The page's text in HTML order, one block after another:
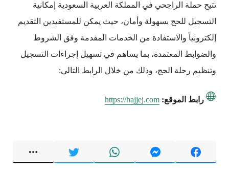
تتيح حملة الراجحي في المملكة العربية السعودية إمكانية
التسجيل للحج بسهولة وأمان، حيث يمكن للمستفيدين التقديم
إلكترونياً والاستفادة من الخدمات المقدمة وفق الشروط
والضوابط المعتمدة، بما يساهم في تسهيل إجراءات التسجيل
وتنظيم رحلة الحج، وذلك من خلال الرابط التالي:
رابط الموقع: https://hajjej.com